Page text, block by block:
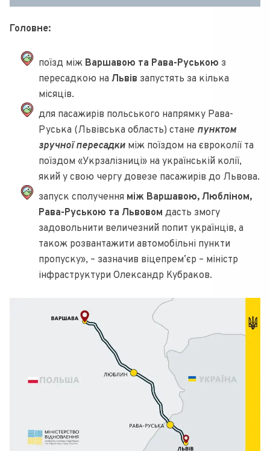
Головне:
поїзд між Варшавою та Рава-Руською з
пересадкою на Львів запустять за кілька
місяців.
для пасажирів польського напрямку Рава-
Руська (Львівська область) стане пунктом
зручної пересадки між поїздом на євроколії та
поїздом «Укрзалізниці» на українській колії,
який у свою чергу довезе пасажирів до Львова.
запуск сполучення між Варшавою, Любліном,
Рава-Руською та Львовом дасть змогу
задовольнити величезний попит українців, а
також розвантажити автомобільні пункти
пропуску», – зазначив віцепремʼєр – міністр
інфраструктури Олександр Кубраков.